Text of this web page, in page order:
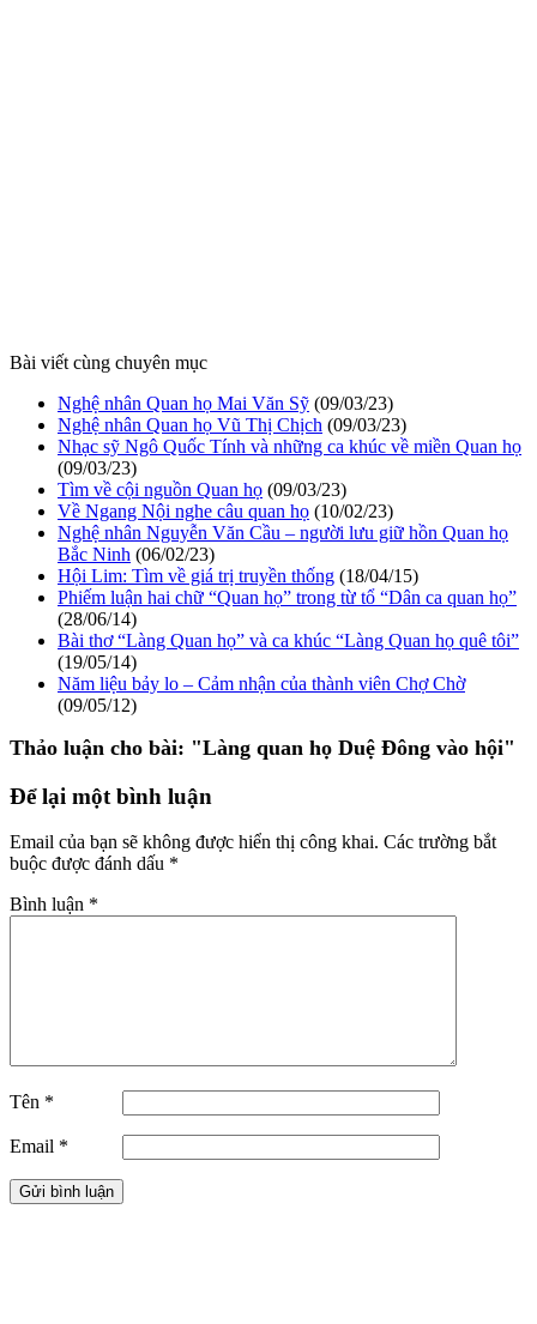
Bài viết cùng chuyên mục
Nghệ nhân Quan họ Mai Văn Sỹ (09/03/23)
Nghệ nhân Quan họ Vũ Thị Chịch (09/03/23)
Nhạc sỹ Ngô Quốc Tính và những ca khúc về miền Quan họ
(09/03/23)
Tìm về cội nguồn Quan họ (09/03/23)
Về Ngang Nội nghe câu quan họ (10/02/23)
Nghệ nhân Nguyễn Văn Cầu – người lưu giữ hồn Quan họ
Bắc Ninh (06/02/23)
Hội Lim: Tìm về giá trị truyền thống (18/04/15)
Phiếm luận hai chữ “Quan họ” trong từ tổ “Dân ca quan họ”
(28/06/14)
Bài thơ “Làng Quan họ” và ca khúc “Làng Quan họ quê tôi”
(19/05/14)
Năm liệu bảy lo – Cảm nhận của thành viên Chợ Chờ
(09/05/12)
Thảo luận cho bài: "Làng quan họ Duệ Đông vào hội"
Để lại một bình luận
Email của bạn sẽ không được hiển thị công khai. Các trường bắt
buộc được đánh dấu *
Bình luận *
Tên *
Email *